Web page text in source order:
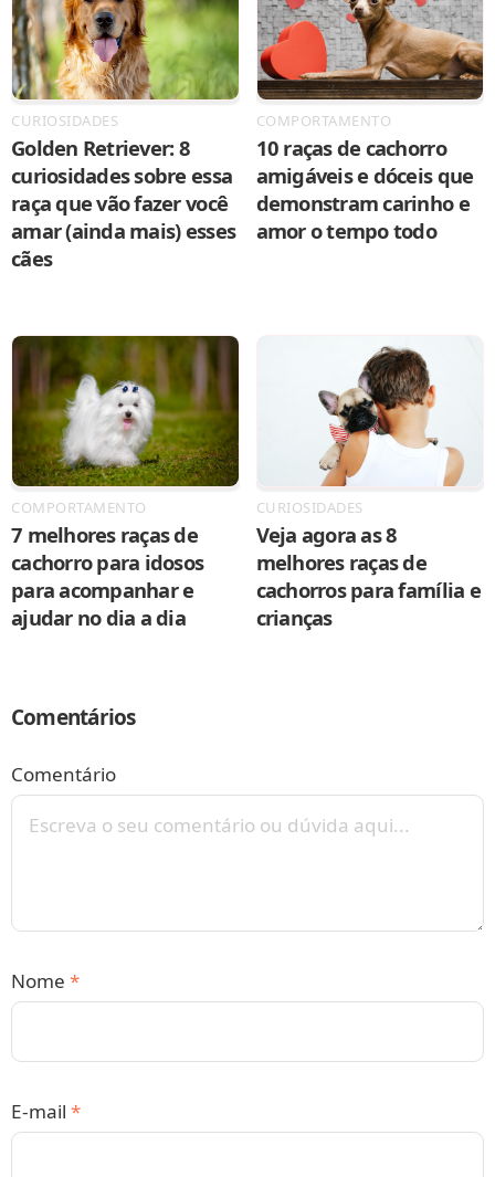
CURIOSIDADES
Golden Retriever: 8
curiosidades sobre essa
raça que vão fazer você
amar (ainda mais) esses
cães
COMPORTAMENTO
10 raças de cachorro
amigáveis e dóceis que
demonstram carinho e
amor o tempo todo
COMPORTAMENTO
7 melhores raças de
cachorro para idosos
para acompanhar e
ajudar no dia a dia
CURIOSIDADES
Veja agora as 8
melhores raças de
cachorros para família e
crianças
Comentários
Comentário
Nome *
E-mail *